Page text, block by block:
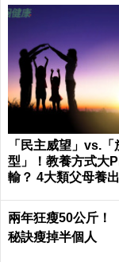
「民主威望」vs.「
型」！教養方式大
輸？ 4大類父母養
兩年狂瘦50公斤
秘訣瘦掉半個人